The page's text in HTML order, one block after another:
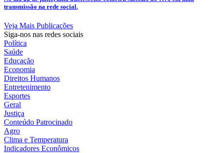
transmissão na rede social.
Veja Mais Publicações
Siga-nos nas redes sociais
Política
Saúde
Educação
Economia
Direitos Humanos
Entretenimento
Esportes
Geral
Justiça
Conteúdo Patrocinado
Agro
Clima e Temperatura
Indicadores Econômicos